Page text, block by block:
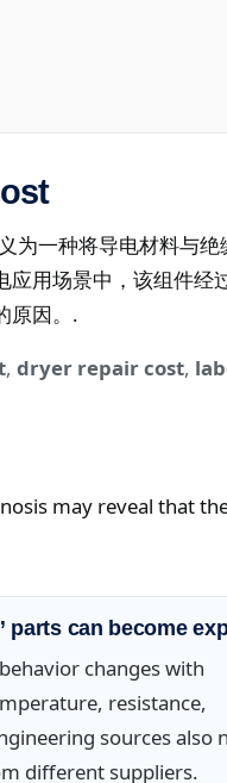
为一种将导电材料与
用场景中，该组件经
原因。.
, dryer repair cost,
may reveal that
parts can become
changes with
resistance,
sources also
different suppliers.